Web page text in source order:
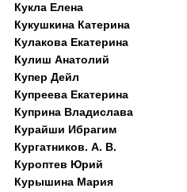
Кукла Елена
Кукушкина Катерина
Кулакова Екатерина
Кулиш Анатолий
Купер Дейл
Купреева Екатерина
Куприна Владислава
Курайши Ибрагим
Кургатников. А. В.
Куроптев Юрий
Курышина Мария